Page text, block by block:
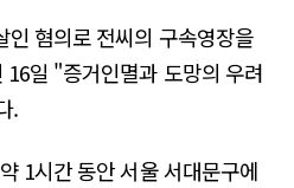
인 혐의로 전씨의 구속영장을
일 "증거인멸과 도망의 우려
.
1시간 동안 서울 서대문구에